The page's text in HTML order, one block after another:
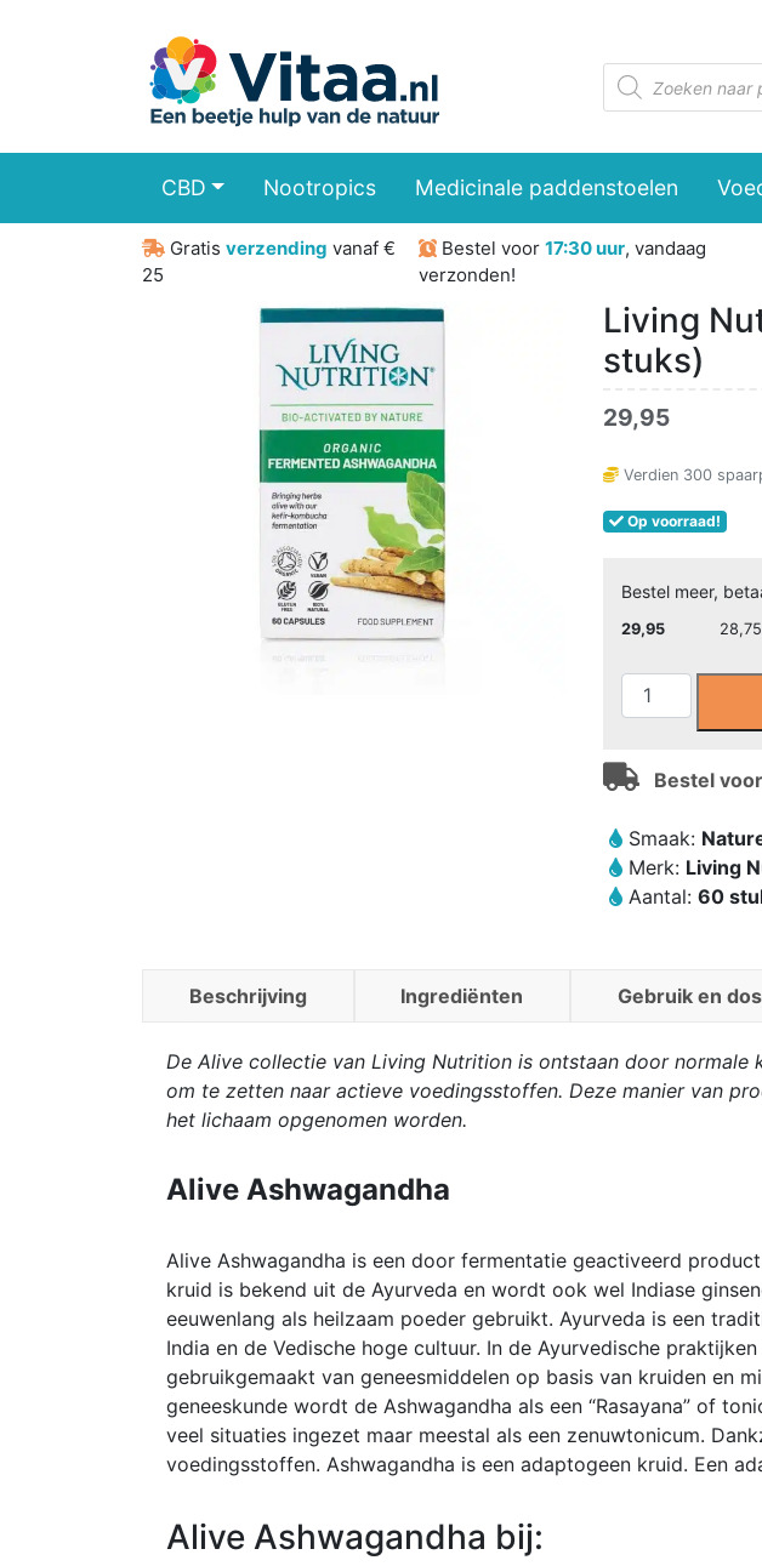
Producten
zoeken
CBD Nootropics Medicinale paddenstoelen
Gratis verzending vanaf €
25
Bestel voor17:30 uur, vandaag
verzonden!
Living
stuks)
29,95
Verdien 300
Op voorraad!
Bestel meer,
29,95 28,75
Living
Nutrition
Ashwagandha
Capsules
(60
stuks)
Bestel
Smaak:
Merk: Living
Aantal: 60
Beschrijving Ingrediënten Gebruik en
De Alive collectie van Living Nutrition is ontstaan door normale
om te zetten naar actieve voedingsstoffen. Deze manier van
het lichaam opgenomen worden.
Alive Ashwagandha
Alive Ashwagandha is een door fermentatie geactiveerd
kruid is bekend uit de Ayurveda en wordt ook wel Indiase
eeuwenlang als heilzaam poeder gebruikt. Ayurveda is een
India en de Vedische hoge cultuur. In de Ayurvedische
gebruikgemaakt van geneesmiddelen op basis van kruiden en
geneeskunde wordt de Ashwagandha als een “Rasayana” of
veel situaties ingezet maar meestal als een zenuwtonicum.
voedingsstoffen. Ashwagandha is een adaptogeen kruid. Een
Alive Ashwagandha bij: